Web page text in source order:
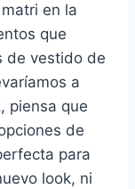
en la
que
de vestido de
a
piensa que
de
para
look, ni